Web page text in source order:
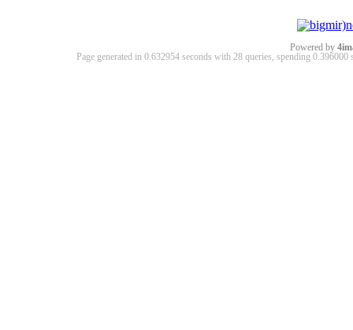
Powered by
Page generated in 0.632954 seconds with 28 queries, spending